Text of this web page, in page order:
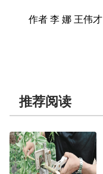
作者 李 娜 王伟才
推荐阅读